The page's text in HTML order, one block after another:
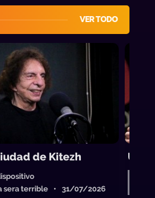
VER TODO
de Kitezh
sera terrible • 31/07/2026
Una